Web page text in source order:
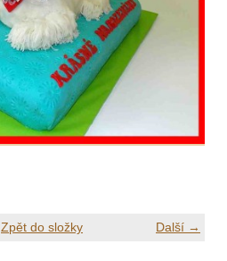
Další →
Zpět do složky